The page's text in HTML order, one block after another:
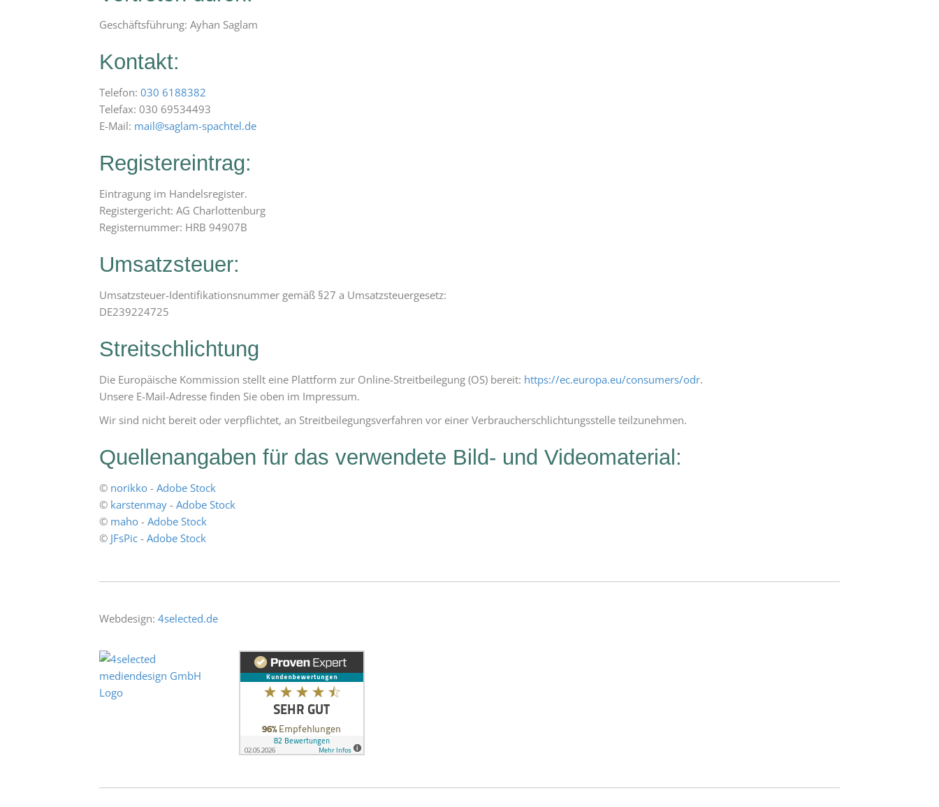
Geschäftsführung: Ayhan Saglam
Kontakt:
Telefon: 030 6188382
Telefax: 030 69534493
E-Mail: mail@saglam-spachtel.de
Registereintrag:
Eintragung im Handelsregister.
Registergericht: AG Charlottenburg
Registernummer: HRB 94907B
Umsatzsteuer:
Umsatzsteuer-Identifikationsnummer gemäß §27 a Umsatzsteuergesetz:
DE239224725
Streitschlichtung
Die Europäische Kommission stellt eine Plattform zur Online-Streitbeilegung (OS) bereit: https://ec.europa.eu/consumers/odr.
Unsere E-Mail-Adresse finden Sie oben im Impressum.
Wir sind nicht bereit oder verpflichtet, an Streitbeilegungsverfahren vor einer Verbraucherschlichtungsstelle teilzunehmen.
Quellenangaben für das verwendete Bild- und Videomaterial:
© norikko - Adobe Stock
© karstenmay - Adobe Stock
© maho - Adobe Stock
© JFsPic - Adobe Stock
Webdesign: 4selected.de